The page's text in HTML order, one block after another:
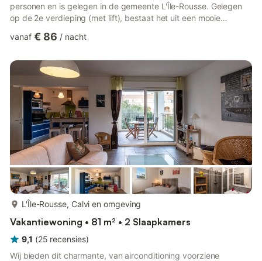
personen en is gelegen in de gemeente L'Île-Rousse. Gelegen
op de 2e verdieping (met lift), bestaat het uit een mooie
slaapkamers, twee doucheruimtes en een balkon om te
inbegrepen, we wachten op u! De woning is als volgt
samengesteld: Op de begane grond van de duplex: - Een
woonkamer van 25 m² met tv en eethoek. -...
vanaf € 86 / nacht
L'Île-Rousse, Calvi en omgeving
Vakantiewoning • 81 m² • 2 Slaapkamers
9,1 (25 recensies)
Wij bieden dit charmante, van airconditioning voorziene